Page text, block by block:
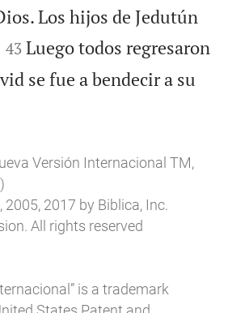
Los hijos de Jedutún


43 Luego todos regresaron
se fue a bendecir a su
Versión Internacional TM,
2017 by Biblica, Inc.
All rights reserved
is a trademark